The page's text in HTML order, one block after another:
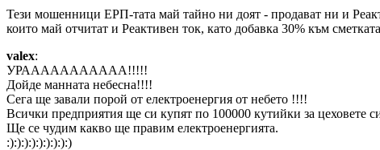
Тези мошенници ЕРП-тата май тайно ни доят - продават ни и
които май отчитат и Реактивен ток, като добавка 30% към
valex:
УРААААААААААА!!!!!
Дойде манната небесна!!!!
Сега ще завали порой от електроенергия от небето !!!!
Всички предприятия ще си купят по 100000 кутийки за цеховете
Ще се чудим какво ще правим електроенергията.
:):):):):):):):):)